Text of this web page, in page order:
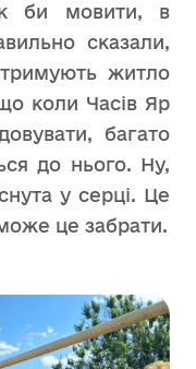
би мовити, в
сказали,
житло
коли Часів Яр
багато
до нього. Ну,
у серці. Це
це забрати.